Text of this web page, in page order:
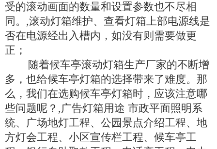
受的滚动画面的数量和设置参数也不尽相
同。,滚动灯箱维护、查看灯箱上部电源线是
否在电源经出入槽内，如没有则需要做更
正；
随着候车亭滚动灯箱生产厂家的不断增
多，也给候车亭灯箱的选择带来了难度。那
么，我们在选购候车亭灯箱时，应该注意哪
些问题呢？,广告灯箱用途 市政平面照明系
统、广场地灯工程、公园景点介绍工程、地
方灯会工程、小区宣传栏工程、候车亭工